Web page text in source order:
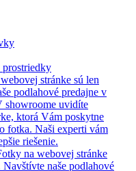
prostriedky
stránke sú len
podlahové predajne v
showroome uvidíte
ktorá Vám poskytne
fotka. Naši experti vám
riešenie.
na webovej stránke
Navštívte naše podlahové